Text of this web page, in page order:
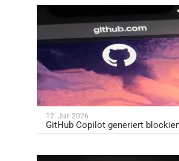
12. Juli 2026
GitHub Copilot generiert